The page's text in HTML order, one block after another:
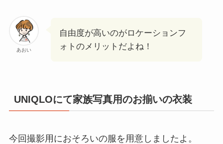
あおい
自由度が高いのがロケーションフ
ォトのメリットだよね！
UNIQLOにて家族写真用のお揃いの衣装
今回撮影用におそろいの服を用意しましたよ。